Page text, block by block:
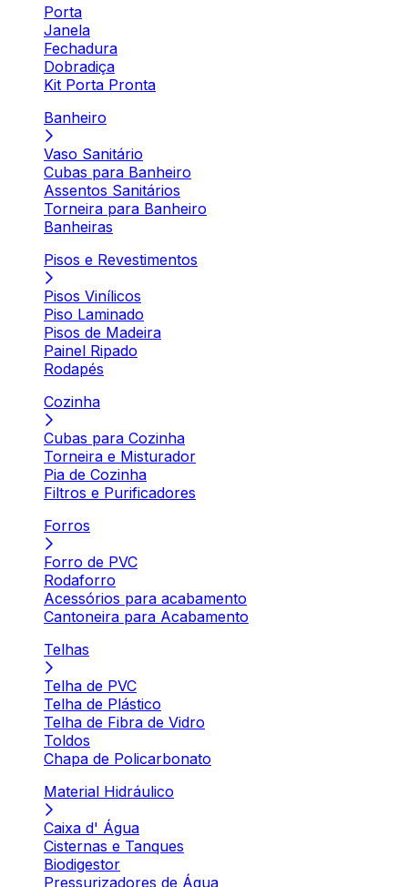
Porta
Janela
Fechadura
Dobradiça
Kit Porta Pronta
Banheiro
Vaso Sanitário
Cubas para Banheiro
Assentos Sanitários
Torneira para Banheiro
Banheiras
Pisos e Revestimentos
Pisos Vinílicos
Piso Laminado
Pisos de Madeira
Painel Ripado
Rodapés
Cozinha
Cubas para Cozinha
Torneira e Misturador
Pia de Cozinha
Filtros e Purificadores
Forros
Forro de PVC
Rodaforro
Acessórios para acabamento
Cantoneira para Acabamento
Telhas
Telha de PVC
Telha de Plástico
Telha de Fibra de Vidro
Toldos
Chapa de Policarbonato
Material Hidráulico
Caixa d' Água
Cisternas e Tanques
Biodigestor
Pressurizadores de Água